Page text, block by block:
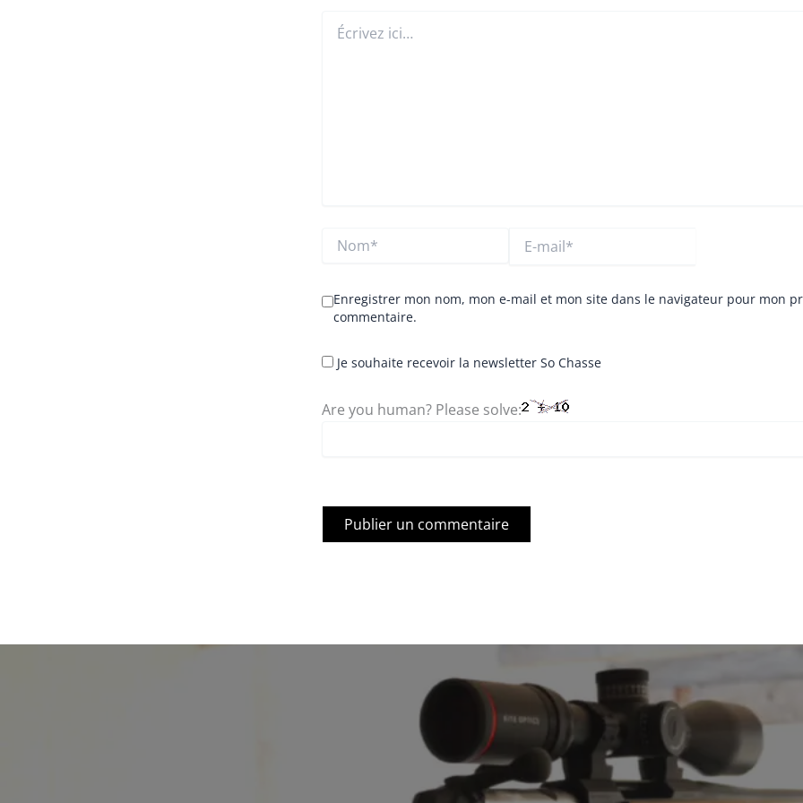
ici…
mail*
Enregistrer mon nom, mon e-mail et mon site dans le navigateur pour mon
commentaire.
Je souhaite recevoir la newsletter So Chasse
Are you human? Please solve: